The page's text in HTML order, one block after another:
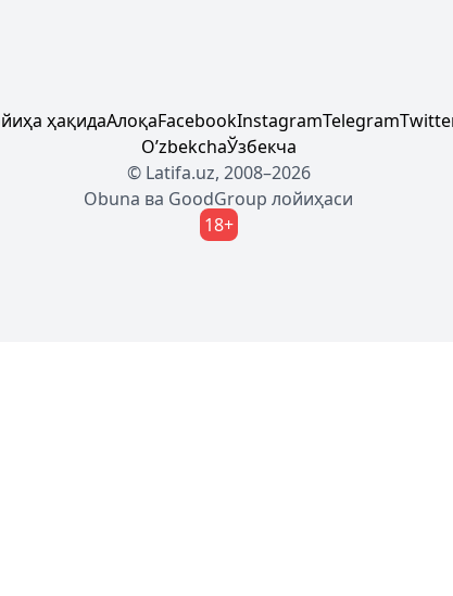
ҳақидаАлоқаFacebookInstagramTelegram
OʼzbekchaЎзбекча
© Latifa.uz, 2008–2026
Obuna ва GoodGroup лойиҳаси
18+